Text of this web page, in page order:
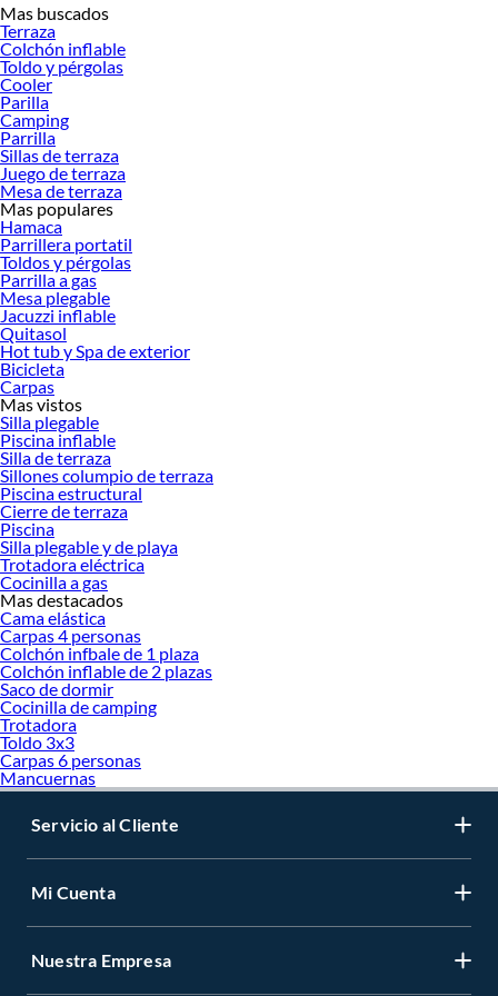
Desde remodelaciones hasta proyectos de decoración, estamos aquí para hacer
tus ideas realidad. ¡Visítanos y encuentra todo lo que tenemos para ofrecerte en
Maquinas de ejercicio!
Explora la variedad de productos de Maquinas de ejercicio en Sodimac
Herramientas, materiales y accesorios de calidad para tus proyectos y
renovación de espacios. ¡Visítanos y descubre todo lo que tenemos para
ofrecerte!
Encuentra una amplia variedad de productos de Maquinas de ejercicio en
Sodimac. Encuentra todo lo necesario para tus proyectos de renovación y
decoración. ¡Visítanos y haz tus ideas realidad!
Mas buscados
Terraza
Colchón inflable
Toldo y pérgolas
Cooler
Parilla
Camping
Parrilla
Sillas de terraza
Juego de terraza
Mesa de terraza
Mas populares
Hamaca
Parrillera portatil
Toldos y pérgolas
Parrilla a gas
Mesa plegable
Jacuzzi inflable
Quitasol
Hot tub y Spa de exterior
Bicicleta
Carpas
Mas vistos
Silla plegable
Piscina inflable
Silla de terraza
Sillones columpio de terraza
Piscina estructural
Cierre de terraza
Piscina
Silla plegable y de playa
Trotadora eléctrica
Cocinilla a gas
Mas destacados
Cama elástica
Carpas 4 personas
Colchón infbale de 1 plaza
Colchón inflable de 2 plazas
Saco de dormir
Cocinilla de camping
Trotadora
Toldo 3x3
Carpas 6 personas
Mancuernas
Servicio al Cliente
Mi Cuenta
Nuestra Empresa